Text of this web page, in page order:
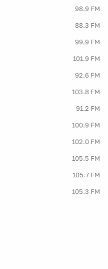
98.9 FM
88.3 FM
99.9 FM
101.9 FM
92.6 FM
103.8 FM
91.2 FM
100.9 FM
102.0 FM
105.5 FM
105.7 FM
105.3 FM